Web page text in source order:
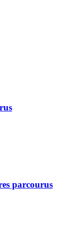
parcourus